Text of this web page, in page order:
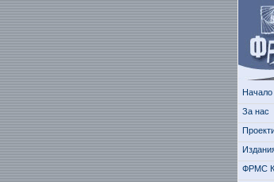
Начало
За нас
ФРМС